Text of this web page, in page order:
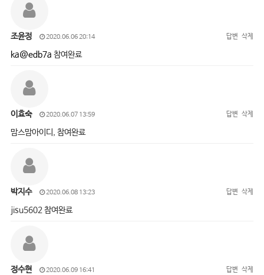
조윤정 2020.06.06 20:14 답변 삭제
ka@edb7a 참여완료
이효숙 2020.06.07 13:59 답변 삭제
맘스맘아이디, 참여완료
박지수 2020.06.08 13:23 답변 삭제
jisu5602 참여완료
정수현 2020.06.09 16:41 답변 삭제